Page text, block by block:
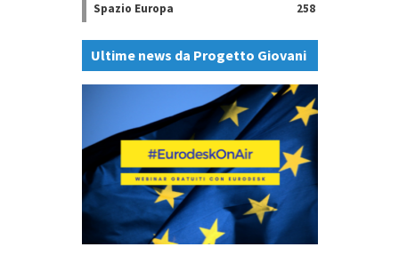
Spazio Europa
258
Ultime news da Progetto Giovani